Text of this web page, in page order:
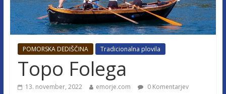
POMORSKA DEDIŠČINA Tradicionalna plovila
Topo Folega
13. november, 2022 emorje.com 0 Komentarjev